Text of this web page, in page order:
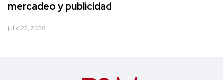
mercadeo y publicidad
julio 23, 2026